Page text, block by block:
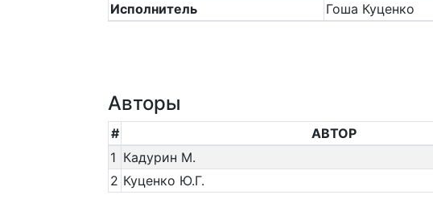
Исполнитель
Гоша Куценко
Авторы
# АВТОР
1 Кадурин М.
2 Куценко Ю.Г.